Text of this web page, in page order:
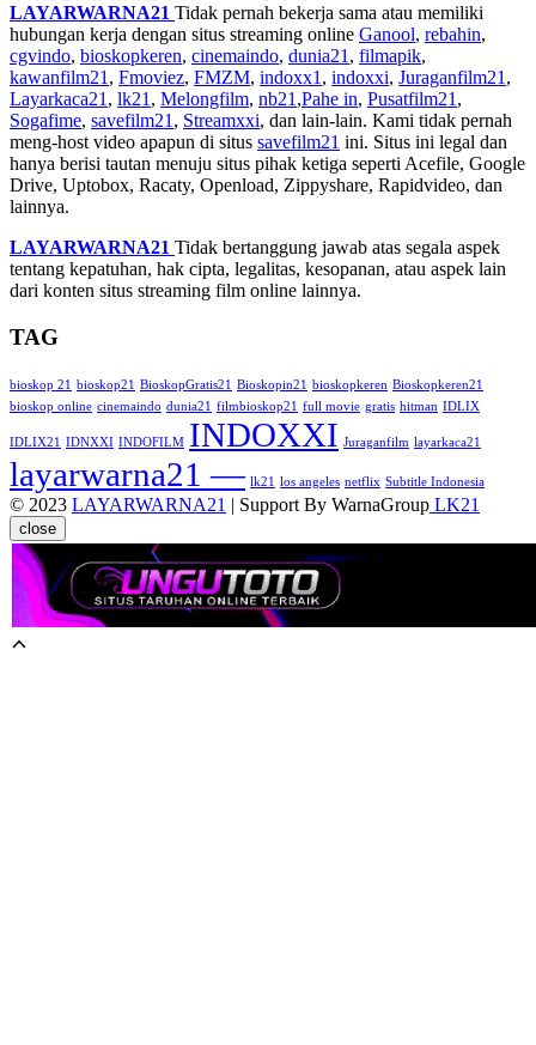
LAYARWARNA21 Tidak pernah bekerja sama atau memiliki
hubungan kerja dengan situs streaming online Ganool, rebahin,
cgvindo, bioskopkeren, cinemaindo, dunia21 , filmapik,
kawanfilm21 , Fmoviez, FMZM, indoxx1 , indoxxi, Juraganfilm21 ,
Layarkaca21 , lk21 , Melongfilm, nb21 ,Pahe in, Pusatfilm21 ,
Sogafime, savefilm21 , Streamxxi, dan lain-lain. Kami tidak pernah
meng-host video apapun di situs savefilm21 ini. Situs ini legal dan
hanya berisi tautan menuju situs pihak ketiga seperti Acefile, Google
Drive, Uptobox, Racaty, Openload, Zippyshare, Rapidvideo, dan
lainnya.
LAYARWARNA21 Tidak bertanggung jawab atas segala aspek
tentang kepatuhan, hak cipta, legalitas, kesopanan, atau aspek lain
dari konten situs streaming film online lainnya.
TAG
bioskop 21 bioskop21 BioskopGratis21 Bioskopin21 bioskopkeren Bioskopkeren21
bioskop online cinemaindo dunia21 filmbioskop21 full movie gratis hitman IDLIX
IDLIX21 IDNXXI INDOFILM INDOXXI Juraganfilm layarkaca21
layarwarna21 — lk21 los angeles netflix Subtitle Indonesia
© 2023 LAYARWARNA21 | Support By WarnaGroup LK21
close